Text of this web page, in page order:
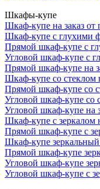
Шкафы-купе
Шкаф-купе на заказ от
Шкаф-купе с глухими
Прямой шкаф-купе с
Угловой шкаф-купе с
Прямой шкаф-купе на
Шкаф-купе со стеклом
Прямой шкаф-купе со
Угловой шкаф-купе со
Угловой шкаф-купе на
Шкаф-купе с зеркалом
Прямой шкаф-купе с
Шкаф-купе
Прямой шкаф-купе
Угловой шкаф-купе
Угловой шкаф-купе с